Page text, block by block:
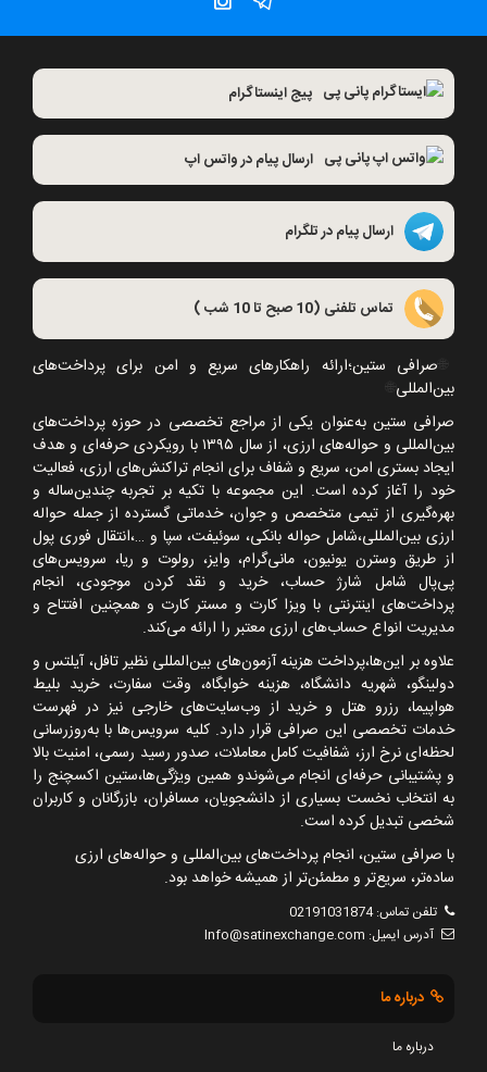
پیج اینستاگرام
ارسال پیام در واتس اپ
ارسال پیام در تلگرام
تماس تلفنی (10 صبح تا 10 شب )
صرافی ستین؛ارائه راهکارهای سریع و امن برای پرداخت‌های
بین‌المللی
صرافی ستین به‌عنوان یکی از مراجع تخصصی در حوزه پرداخت‌های
بین‌المللی و حواله‌های ارزی، از سال ۱۳۹۵با رویکردی حرفه‌ای و هدف
ایجاد بستری امن، سریع و شفاف برای انجام تراکنش‌های ارزی، فعالیت
خود را آغاز کرده است. این مجموعه با تکیه بر تجربه چندین‌ساله و
بهره‌گیری از تیمی متخصص و جوان، خدماتی گسترده از جمله حواله
ارزی بین‌المللی،شامل حواله بانکی، سوئیفت، سپا و …،انتقال فوری پول
از طریق وسترن یونیون، مانی‌گرام، وایز، رولوت و ریا، سرویس‌های
پی‌پال شامل شارژ حساب، خرید و نقد کردن موجودی، انجام
پرداخت‌های اینترنتی با ویزا کارت و مستر کارت و همچنین افتتاح و
مدیریت انواع حساب‌های ارزی معتبر را ارائه می‌کند.
علاوه بر این‌ها،پرداخت هزینه آزمون‌های بین‌المللی نظیر تافل، آیلتس و
دولینگو، شهریه دانشگاه، هزینه خوابگاه، وقت سفارت، خرید بلیط
هواپیما، رزرو هتل و خرید از وب‌سایت‌های خارجی نیز در فهرست
خدمات تخصصی این صرافی قرار دارد. کلیه سرویس‌ها با به‌روزرسانی
لحظه‌ای نرخ ارز، شفافیت کامل معاملات، صدور رسید رسمی، امنیت بالا
و پشتیبانی حرفه‌ای انجام می‌شوندو همین ویژگی‌ها،ستین اکسچنج را
به انتخاب نخست بسیاری از دانشجویان، مسافران، بازرگانان و کاربران
شخصی تبدیل کرده است.
با صرافی ستین، انجام پرداخت‌های بین‌المللی و حواله‌های ارزی
ساده‌تر، سریع‌تر و مطمئن‌تر از همیشه خواهد بود.
تلفن تماس:02191031874
آدرس ایمیل: Info@satinexchange.com
درباره ما
درباره ما